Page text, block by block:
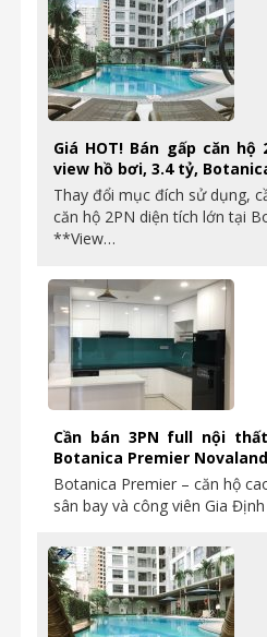
Giá HOT! Bán gấp căn hộ
view hồ bơi, 3.4 tỷ,
Thay đổi mục đích sử dụng,
căn hộ 2PN diện tích lớn tại
**View…
Cần bán 3PN full nội
Botanica Premier Novaland
Botanica Premier – căn hộ
sân bay và công viên Gia